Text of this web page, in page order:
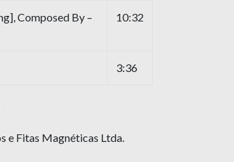
Composed By –
10:32
3:36
e Fitas Magnéticas Ltda.